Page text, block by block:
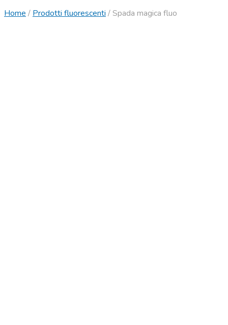
Home / Prodotti fluorescenti / Spada magica fluo